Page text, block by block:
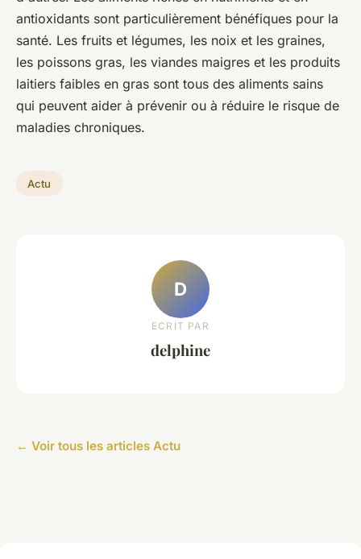
antioxidants sont particulièrement bénéfiques pour la
santé. Les fruits et légumes, les noix et les graines,
les poissons gras, les viandes maigres et les produits
laitiers faibles en gras sont tous des aliments sains
qui peuvent aider à prévenir ou à réduire le risque de
maladies chroniques.
Actu
D
ECRIT PAR
delphine
← Voir tous les articles Actu